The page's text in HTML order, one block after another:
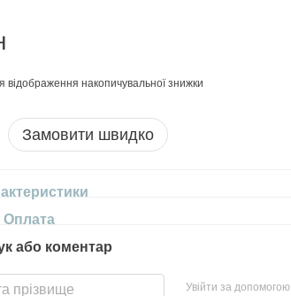
відображення накопичувальної знижки
Замовити швидко
Оплата
або коментар
Увійти за допомогою